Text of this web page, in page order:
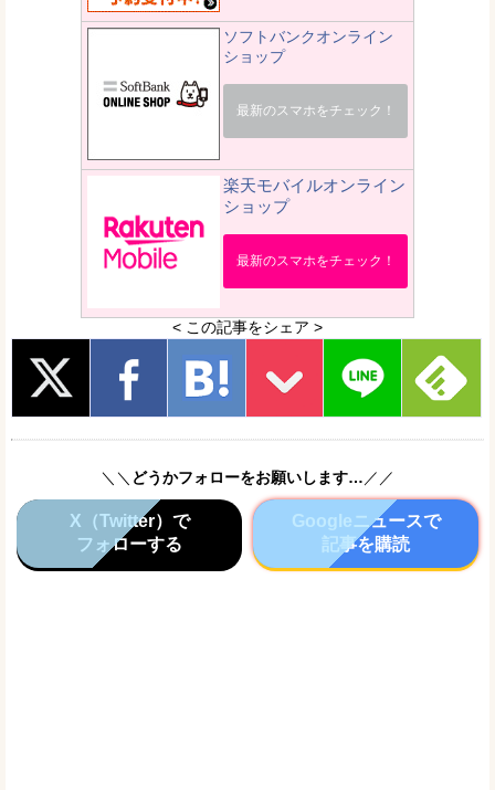
ソフトバンクオンライン
ショップ
最新のスマホをチェック！
楽天モバイルオンライン
ショップ
最新のスマホをチェック！
< この記事をシェア >
＼＼ どうかフォローをお願いします…／／
X（Twitter）で
フォローする
Googleニュースで
記事を購読